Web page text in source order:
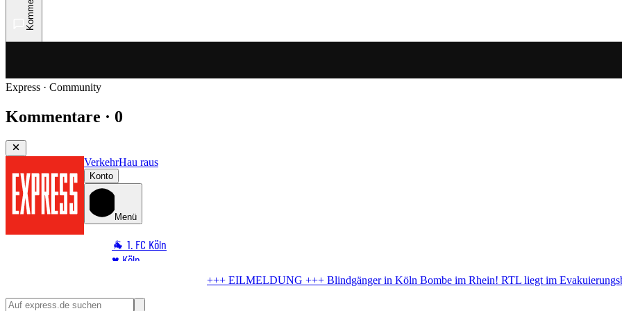
Express · Community
Kommentare · 0
VerkehrHau raus
Konto
Menü
🐐 1. FC Köln
♥️ Köln
🏆 Sport
Bombe im Rhein! RTL liegt im Evakuierungsbereich